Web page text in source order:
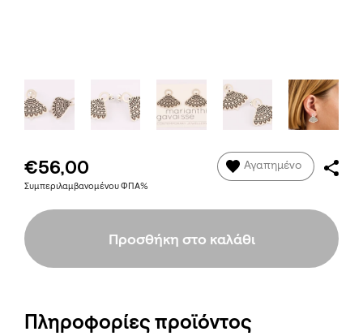
€56,00
Συμπεριλαμβανομένου ΦΠΑ%
Αγαπημένο
Προσθήκη στο καλάθι
Πληροφορίες προϊόντος